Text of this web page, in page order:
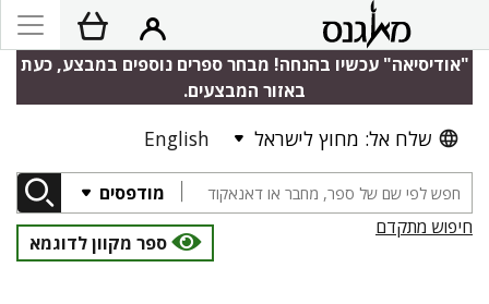
"אודיסיאה" עכשיו בהנחה! מבחר ספרים נוספים במבצע, כעת
באזור המבצעים.
שלח אל: מחוץ לישראל English
מודפסים
חיפוש מתקדם
ספר מקוון לדוגמא